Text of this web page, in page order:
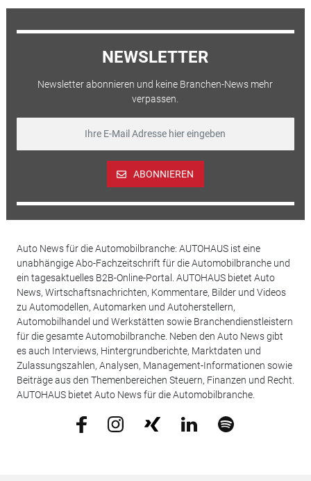
NEWSLETTER
Newsletter abonnieren und keine Branchen-News mehr
verpassen.
ABONNIEREN
Auto News für die Automobilbranche: AUTOHAUS ist eine
unabhängige Abo-Fachzeitschrift für die Automobilbranche und
ein tagesaktuelles B2B-Online-Portal. AUTOHAUS bietet Auto
News, Wirtschaftsnachrichten, Kommentare, Bilder und Videos
zu Automodellen, Automarken und Autoherstellern,
Automobilhandel und Werkstätten sowie Branchendienstleistern
für die gesamte Automobilbranche. Neben den Auto News gibt
es auch Interviews, Hintergrundberichte, Marktdaten und
Zulassungszahlen, Analysen, Management-Informationen sowie
Beiträge aus den Themenbereichen Steuern, Finanzen und Recht.
AUTOHAUS bietet Auto News für die Automobilbranche.